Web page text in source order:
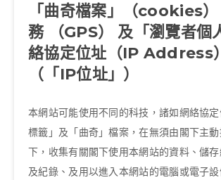
「曲奇檔案」（cookies
務 （GPS） 及「瀏覽者個
絡協定位址（IP Address
（「IP位址」）
本網站可能使用不同的科技，諸如網絡協
標籤」及「曲奇」檔案，在無須由閣下主
下，收集有關閣下使用本網站的資料、儲
及紀錄、及用以進入本網站的電腦或電子